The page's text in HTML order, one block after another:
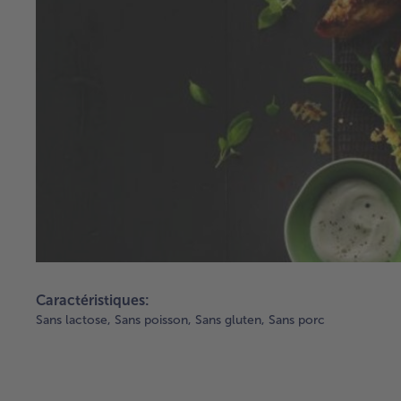
Caractéristiques:
Sans lactose, Sans poisson, Sans gluten, Sans porc